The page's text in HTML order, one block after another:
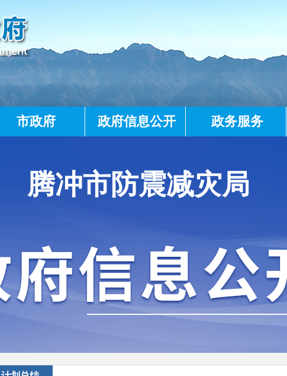
市政府 政府信息公开 政务服务
腾冲市防震减灾局